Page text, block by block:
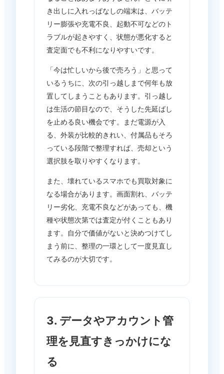
き出しに入れっぱなしの端末は、バッテ
リー膨張や充電不良、起動不可などのト
ラブルが起きやすく、状態が悪化すると
査定面でも不利になりやすいです。
「今は忙しいから後で売ろう」と思って
いるうちに、次の引っ越しまで何年も放
置してしまうこともあります。引っ越し
は生活の節目なので、そうした先延ばし
を止める良い機会です。まだ電源が入
る、外装が比較的きれい、付属品もそろ
っている段階で整理すれば、売却という
選択肢を取りやすくなります。
また、壊れているスマホでも買取対象に
なる場合があります。画面割れ、バッテ
リー劣化、充電不良などがあっても、機
種や状態次第では査定が付くこともあり
ます。自分で価値がないと決めつけてし
まう前に、整理の一環として一度見直し
てみるのが大切です。
3. データやアカウント管
理を見直すきっかけにな
る